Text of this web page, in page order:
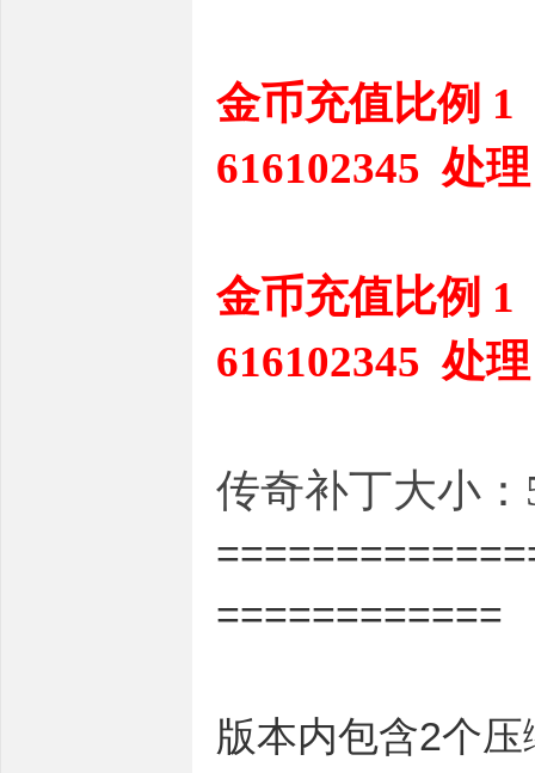
金币充值比例
616102345 处理
金币充值比例
616102345 处理
传奇补丁大小：
============
版本内包含2个